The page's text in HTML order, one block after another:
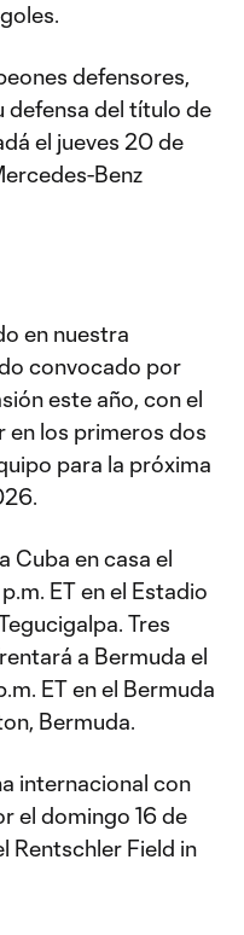
defensores,
defensa del título de
el jueves 20 de
Benz
en nuestra
convocado por
este año, con el
los primeros dos
para la próxima
Cuba en casa el
ET en el Estadio
Tres
a Bermuda el
ET en el Bermuda
Bermuda.
internacional con
el domingo 16 de
Rentschler Field in